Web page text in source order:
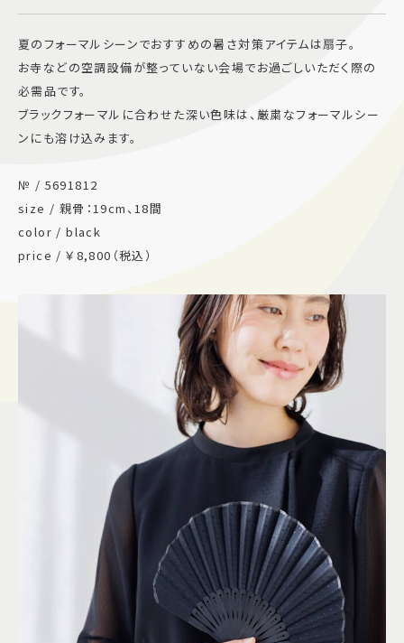
イベント
キッズ＆ベビー
施設案内
よくあるご質問
サイトマップ
Follow US
夏のフォーマルシーンでおすすめの暑さ対策アイテムは扇子。
お寺などの空調設備が整っていない会場でお過ごしいただく際の
必需品です。
ブラックフォーマルに合わせた深い色味は、厳粛なフォーマルシー
ンにも溶け込みます。
№ / 5691812
size / 親骨：19cm、18間
color / black
price / ￥8,800（税込）